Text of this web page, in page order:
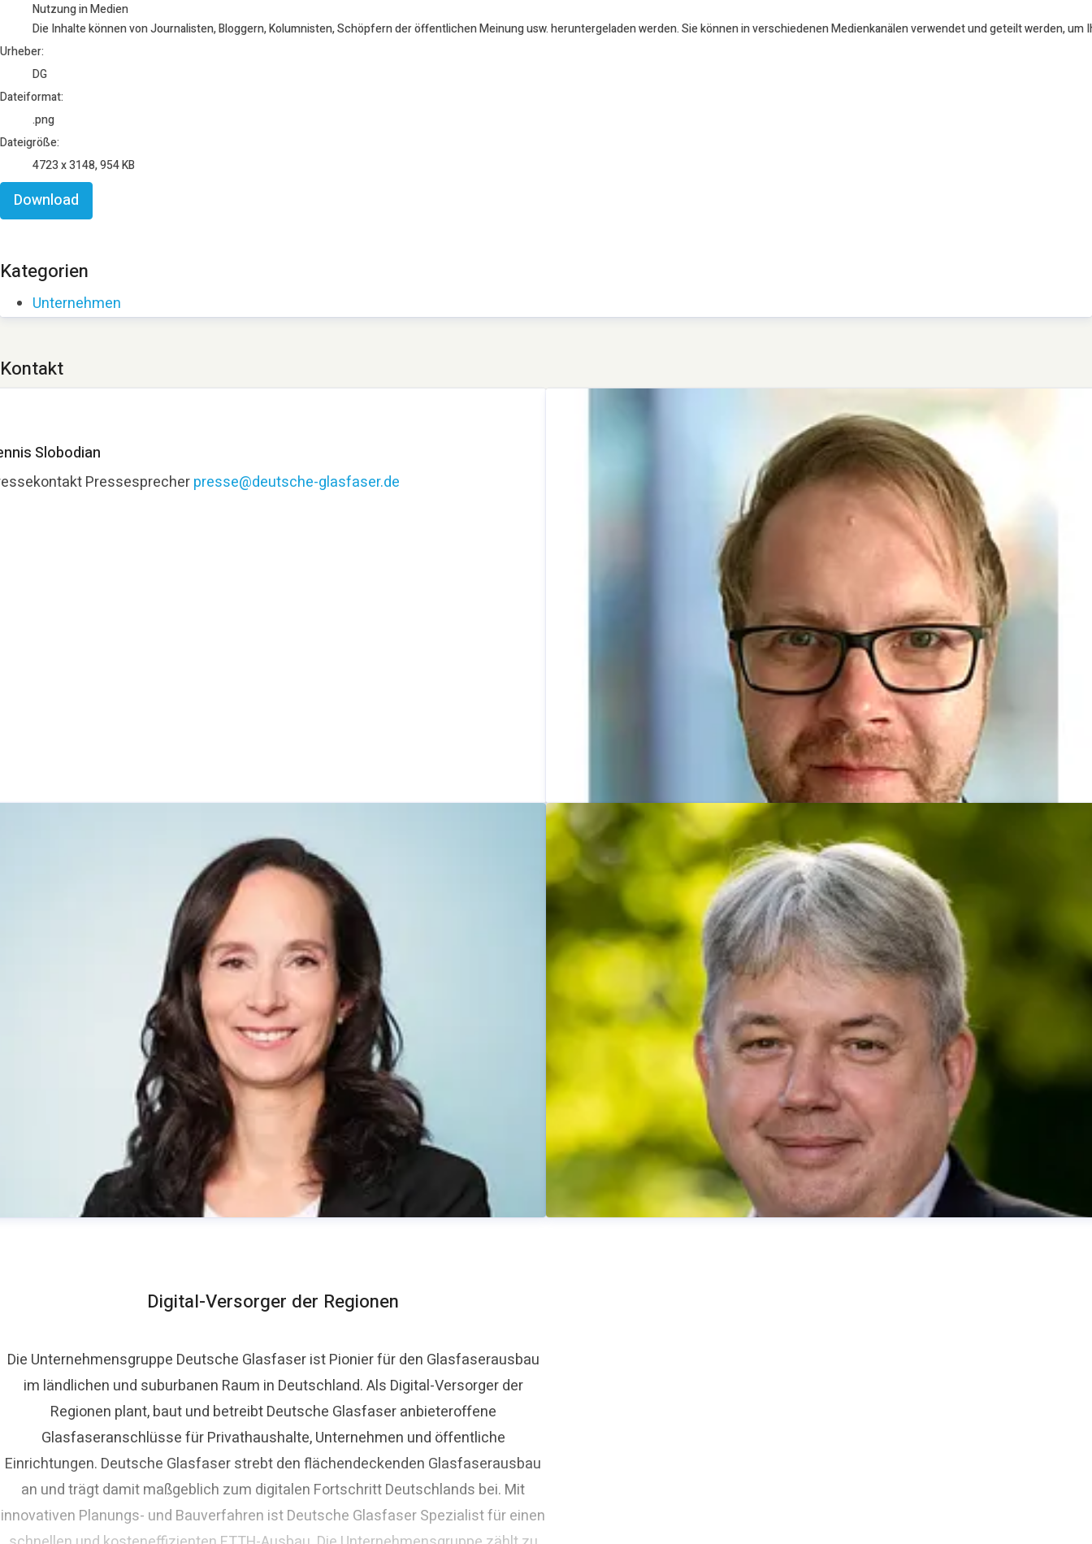
Nutzung in Medien
Die Inhalte können von Journalisten, Bloggern, Kolumnisten, Schöpfern der öffentlichen Meinung usw. heruntergeladen werden. Sie können in verschiedenen Medienkanälen verwendet und geteilt
Urheber:
DG
Dateiformat:
.png
Dateigröße:
4723 x 3148, 954 KB
Download
Kategorien
Unternehmen
Kontakt
Slobodian
Pressesprecherpresse@deutsche-glasfaser.de
Pressesprecherpresse@deutsche-glasfaser.de
Lippelt
Pressesprecherin presse@deutsche-glasfaser.de
Digital-Versorger der Regionen
Die Unternehmensgruppe Deutsche Glasfaser ist Pionier für den Glasfaserausbau
im ländlichen und suburbanen Raum in Deutschland. Als Digital-Versorger der
Regionen plant, baut und betreibt Deutsche Glasfaser anbieteroffene
Glasfaseranschlüsse für Privathaushalte, Unternehmen und öffentliche
Einrichtungen. Deutsche Glasfaser strebt den flächendeckenden Glasfaserausbau
an und trägt damit maßgeblich zum digitalen Fortschritt Deutschlands bei. Mit
innovativen Planungs- und Bauverfahren ist Deutsche Glasfaser Spezialist für einen